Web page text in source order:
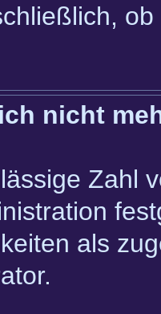
nicht
Zahl
als